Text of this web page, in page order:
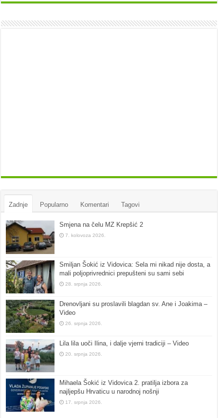
Zadnje Popularno Komentari Tagovi
Smjena na čelu MZ Krepšić 2
7. kolovoza 2026.
Smiljan Šokić iz Vidovica: Sela mi nikad nije dosta, a
mali poljoprivrednici prepušteni su sami sebi
28. srpnja 2026.
Drenovljani su proslavili blagdan sv. Ane i Joakima –
Video
26. srpnja 2026.
Lila lila uoči Ilina, i dalje vjerni tradiciji – Video
20. srpnja 2026.
Mihaela Šokić iz Vidovica 2. pratilja izbora za
najljepšu Hrvaticu u narodnoj nošnji
17. srpnja 2026.